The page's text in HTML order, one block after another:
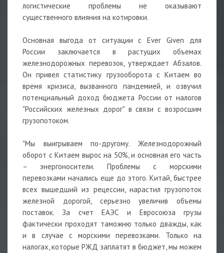
логистические проблемы не оказывают
существенного влияния на котировки.
Основная выгода от ситуации с Ever Given для
России заключается в растущих объемах
железнодорожных перевозок, утверждает Абзалов.
Он привел статистику грузооборота с Китаем во
время кризиса, вызванного пандемией, и озвучил
потенциальный доход бюджета России от налогов
"Российских железных дорог" в связи с возросшим
грузопотоком.
"Мы выигрываем по-другому. Железнодорожный
оборот с Китаем вырос на 50%, и основная его часть
– энергоносители. Проблемы с морскими
перевозками начались еще до этого. Китай, быстрее
всех вышедший из рецессии, нарастил грузопоток
железной дорогой, серьезно увеличив объемы
поставок. За счет ЕАЭС и Евросоюза грузы
фактически проходят таможню только дважды, как
и в случае с морскими перевозками. Только на
налогах, которые РЖД заплатят в бюджет, мы можем